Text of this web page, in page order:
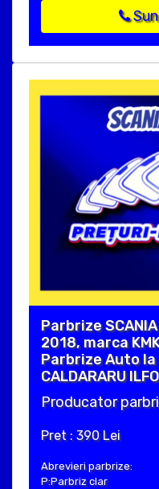
Parbrize
2018, marca
Parbrize Auto
CALDARARU
Producator
Pret : 390 Lei
Abrevieri parbrize:
P:Parbriz clar